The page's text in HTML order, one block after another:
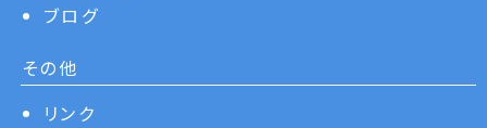
ブログ
その他
リンク